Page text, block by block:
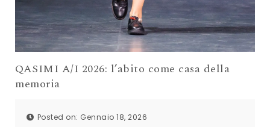
QASIMI A/I 2026: l’abito come casa della
memoria
Posted on: Gennaio 18, 2026